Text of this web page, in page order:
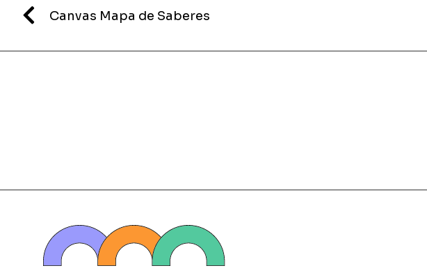
Canvas Mapa de Saberes